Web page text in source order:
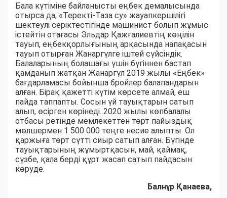
Бала күтіміне байланысты еңбек демалысында
отырса да, «Теректі-Таза су» жауапкершілігі
шектеулі серіктестігінде машинист болып жұмыс
істейтін отағасы Эльдар Қажғалиевтің көңілін
тауып, еңбекқорлығының арқасында напақасын
тауып отырған Жанаргүлге іштей сүйсіндік.
Балаларының болашағы үшін бүгіннен бастап
қамданып жатқан Жанаргүл 2019 жылы «Еңбек»
бағдарламасы бойынша бройлер балапандарын
алған. Бірақ қажетті күтім көрсете алмай, еш
пайда таппапты. Сосын үй тауықтарын сатып
алып, өсірген көрінеді. 2020 жылы көпбалалы
отбасы ретінде мемлекеттен төрт пайыздық
мөлшермен 1 500 000 теңге несие алыпты. Ол
қаржыға төрт сүтті сиыр сатып алған. Бүгінде
тауықтарының жұмыртқасын, май, қаймақ,
сүзбе, қала берді құрт жасап сатып пайдасын
көруде.
Балнұр Қанаева,